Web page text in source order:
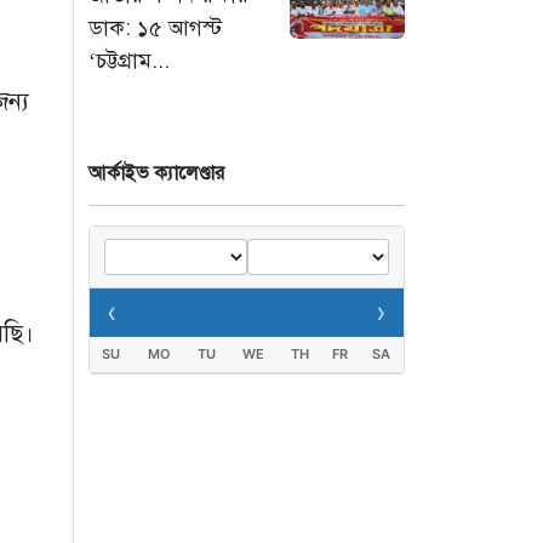
ডাক: ১৫ আগস্ট
‘চট্টগ্রাম...
আর্কাইভ ক্যালেণ্ডার
‹ ›
SU MO TU WE TH FR SA